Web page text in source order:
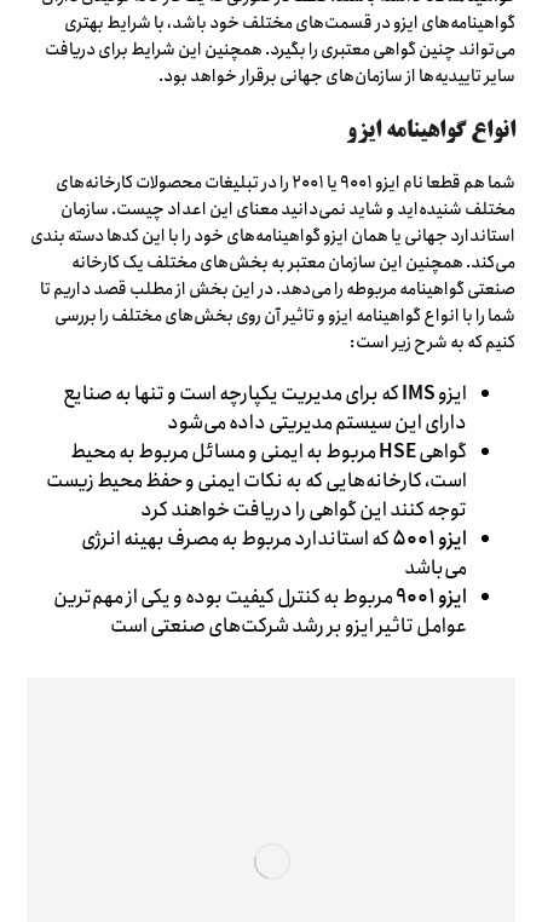
گواهینامه‌های ایزو در قسمت‌های مختلف خود باشد، با شرایط بهتری
می‌تواند چنین گواهی معتبری را بگیرد. همچنین این شرایط برای دریافت
سایر تاییدیه‌ها از سازمان‌های جهانی برقرار خواهد بود.
انواع گواهینامه ایزو
شما هم قطعا نام ایزو ۹۰۰۱ یا ۲۰۰۱ را در تبلیغات محصولات کارخانه‌های
مختلف شنیده‌اید و شاید نمی‌دانید معنای این اعداد چیست. سازمان
استاندارد جهانی یا همان ایزو گواهینامه‌های خود را با این کدها دسته بندی
می‌کند. همچنین این سازمان معتبر به بخش‌های مختلف یک کارخانه
صنعتی گواهینامه مربوطه را می‌دهد. در این بخش از مطلب قصد داریم تا
شما را با انواع گواهینامه ایزو و تاثیر آن روی بخش‌های مختلف را بررسی
کنیم که به شرح زیر است:
ایزوIMSکه برای مدیریت یکپارچه است و تنها به صنایع
دارای این سیستم مدیریتی داده می‌شود
گواهیHSEمربوط به ایمنی و مسائل مربوط به محیط
است، کارخانه‌هایی که به نکات ایمنی و حفظ محیط زیست
توجه کنند این گواهی را دریافت خواهند کرد
ایزو ۵۰۰۱
که استاندارد مربوط به مصرف بهینه انرژی
می‌باشد
ایزو ۹۰۰۱
مربوط به کنترل کیفیت بوده و یکی از مهم‌ترین
عوامل تاثیر ایزو بر رشد شرکت‌های صنعتی است